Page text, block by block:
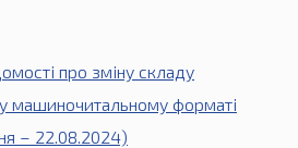
про зміну складу
машиночитальному форматі
– 22.08.2024)